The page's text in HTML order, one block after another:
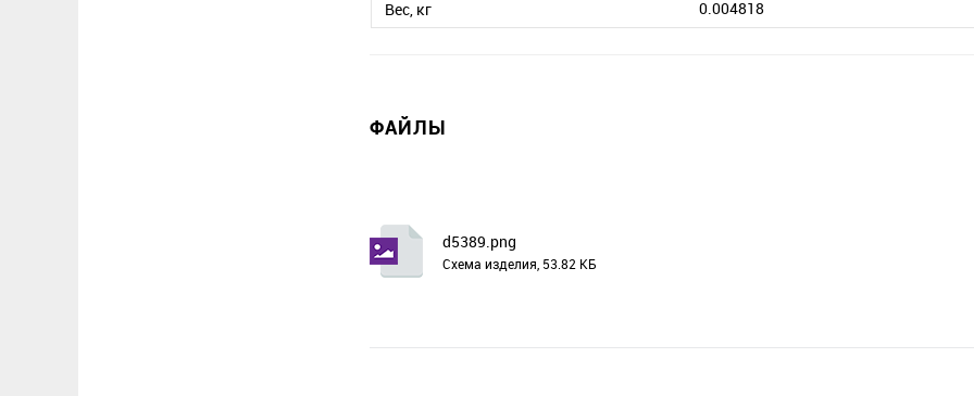
Вес, кг
0.004818
ФАЙЛЫ
d5389.png
Схема изделия, 53.82 КБ